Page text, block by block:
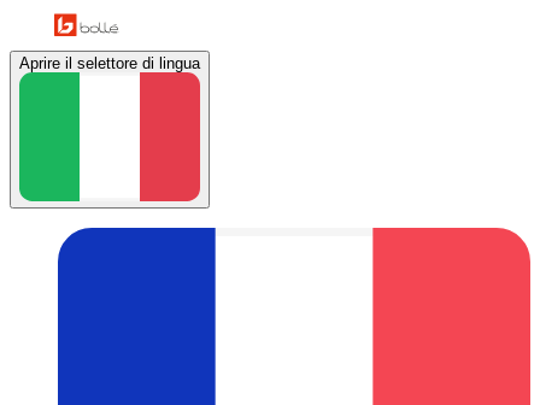
Aprire il selettore di lingua